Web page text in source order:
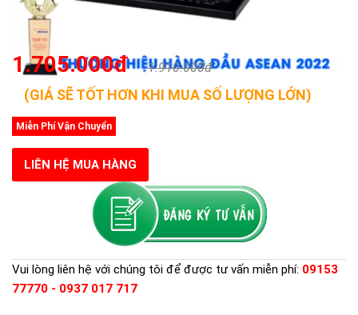
1.705.000đ 1.910.000đ
(GIÁ SẼ TỐT HƠN KHI MUA SỐ LƯỢNG LỚN)
Miễn Phí Vận Chuyển
LIÊN HỆ MUA HÀNG
Vui lòng liên hệ với chúng tôi để được tư vấn miễn phí: 09153
77770 - 0937 017 717